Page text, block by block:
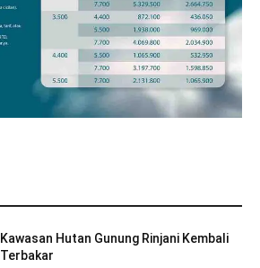
Kawasan Hutan Gunung Rinjani Kembali
Terbakar